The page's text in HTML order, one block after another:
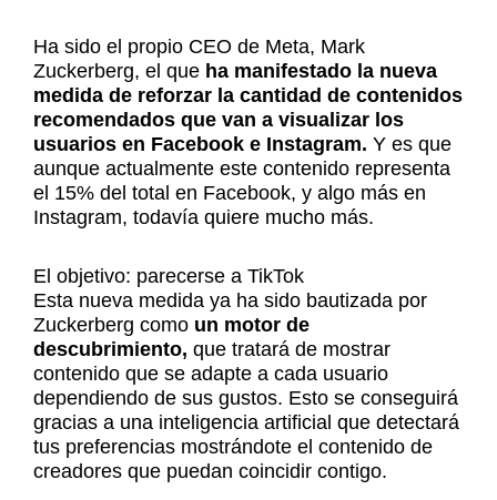
Ha sido el propio CEO de Meta, Mark
Zuckerberg, el que ha manifestado la nueva
medida de reforzar la cantidad de contenidos
recomendados que van a visualizar los
usuarios en Facebook e Instagram. Y es que
aunque actualmente este contenido representa
el 15% del total en Facebook, y algo más en
Instagram, todavía quiere mucho más.
El objetivo: parecerse a TikTok
Esta nueva medida ya ha sido bautizada por
Zuckerberg como un motor de
descubrimiento, que tratará de mostrar
contenido que se adapte a cada usuario
dependiendo de sus gustos. Esto se conseguirá
gracias a una inteligencia artificial que detectará
tus preferencias mostrándote el contenido de
creadores que puedan coincidir contigo.